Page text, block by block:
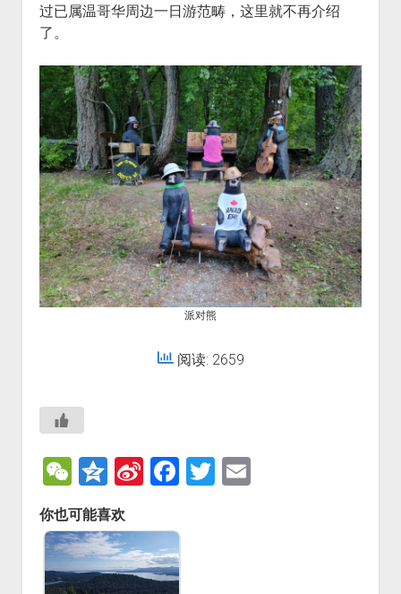
过已属温哥华周边一日游范畴，这里就不再介绍
了。
派对熊
阅读: 2659
W
e
C
h
at
Q
z
o
n
e
Si
a
W
ei
F
c
e
b
T
你也可能喜欢